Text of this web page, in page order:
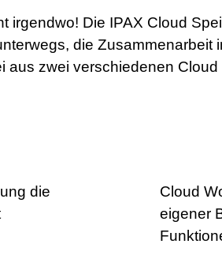
irgendwo! Die IPAX Cloud
die
aus zwei verschiedenen
die
Cloud
eigener